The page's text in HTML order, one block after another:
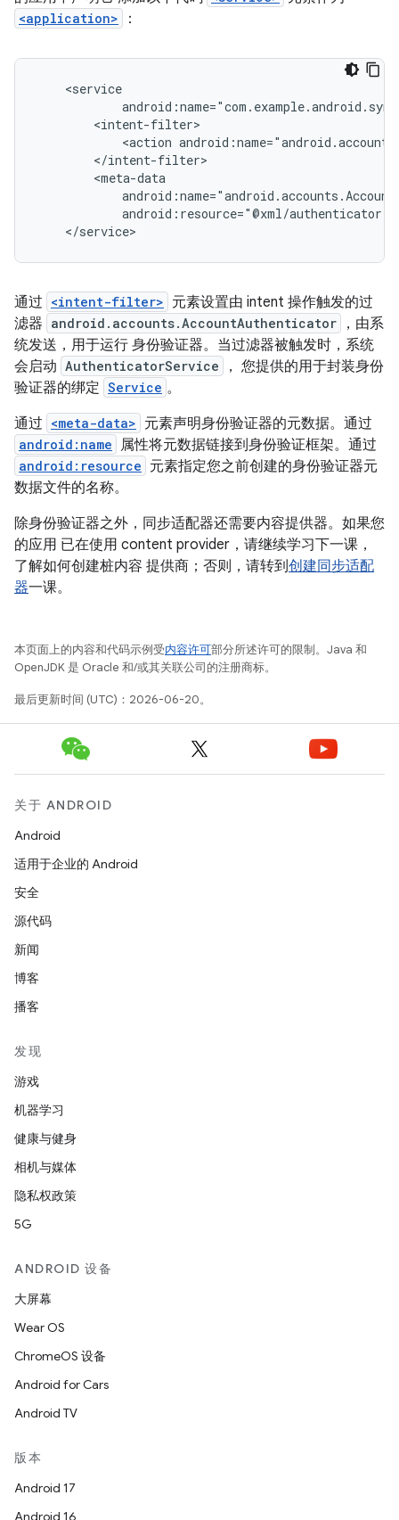
<application> ：
<action
android:resource="@xml/authenticator"
</service>
通过 <intent-filter> 元素设置由 intent 操作触发的过
滤器 android.accounts.AccountAuthenticator
，由系
统发送，用于运行 身份验证器。当过滤器被触发时，系统
会启动 AuthenticatorService
， 您提供的用于封装身份
验证器的绑定 Service 。
通过 <meta-data> 元素声明身份验证器的元数据。通过
android:name 属性将元数据链接到身份验证框架。通过
android:resource 元素指定您之前创建的身份验证器元
数据文件的名称。
除身份验证器之外，同步适配器还需要内容提供器。如果您
的应用 已在使用 content provider，请继续学习下一课，
了解如何创建桩内容 提供商；否则，请转到创建同步适配
器一课。
本页面上的内容和代码示例受内容许可部分所述许可的限制。Java 和
OpenJDK 是 Oracle 和/或其关联公司的注册商标。
最后更新时间 (UTC)：2026-06-20。
关于 ANDROID
Android
适用于企业的 Android
安全
源代码
新闻
博客
播客
发现
游戏
机器学习
健康与健身
相机与媒体
隐私权政策
5G
ANDROID 设备
大屏幕
Wear OS
ChromeOS 设备
Android for Cars
Android TV
版本
Android 17
Android 16